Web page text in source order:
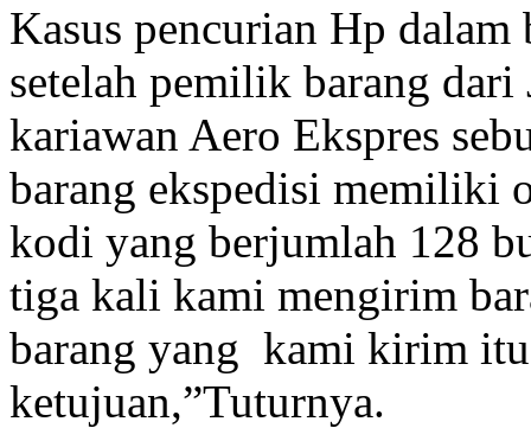
Kasus pencurian Hp
setelah pemilik barang
kariawan Aero Ekspres
barang ekspedisi memiliki
kodi yang berjumlah 128
tiga kali kami mengirim
barang yang kami kirim
ketujuan,”Tuturnya.